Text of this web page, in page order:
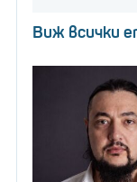
Виж всички